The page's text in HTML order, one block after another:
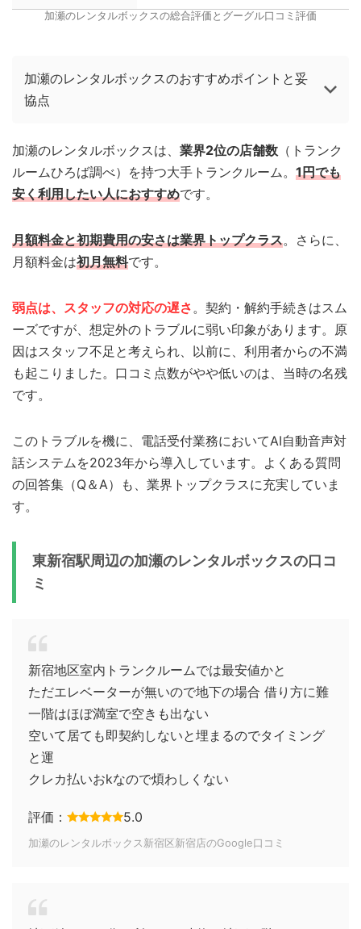
加瀬のレンタルボックスの総合評価とグーグル口コミ評価
加瀬のレンタルボックスのおすすめポイントと妥
協点
加瀬のレンタルボックスは、 業界2位の店舗数 （トランク
ルームひろば調べ）を持つ大手トランクルーム。 1円でも
安く利用したい人におすすめです。
月額料金と初期費用の安さは業界トップクラス。さらに、
月額料金は初月無料です。
弱点は、スタッフの対応の遅さ 。契約・解約手続きはスム
ーズですが、想定外のトラブルに弱い印象があります。原
因はスタッフ不足と考えられ、以前に、利用者からの不満
も起こりました。口コミ点数がやや低いのは、当時の名残
です。
このトラブルを機に、電話受付業務においてAI自動音声対
話システムを2023年から導入しています。よくある質問
の回答集（Q＆A）も、業界トップクラスに充実していま
す。
東新宿駅周辺の加瀬のレンタルボックスの口コ
ミ
新宿地区室内トランクルームでは最安値かと
ただエレベーターが無いので地下の場合 借り方に難
一階はほぼ満室で空きも出ない
空いて居ても即契約しないと埋まるのでタイミング
と運
クレカ払いおkなので煩わしくない
評価： 5.0
加瀬のレンタルボックス新宿区新宿店のGoogle口コミ